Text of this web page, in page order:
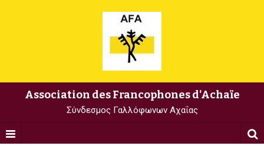
Association des Francophones d'Achaïe
Σύνδεσμος Γαλλόφωνων Αχαΐας